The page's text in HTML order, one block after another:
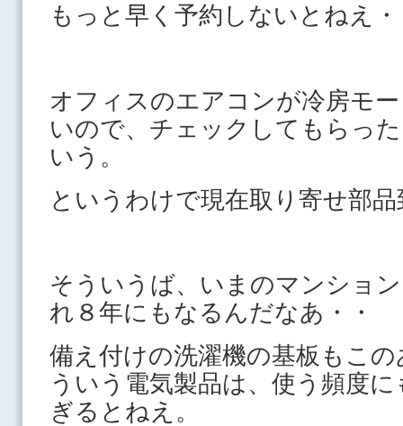
もっと早く予約しないとねえ
オフィスのエアコンが冷房モ
いので、チェックしてもらっ
いう。
というわけで現在取り寄せ部
そういうば、いまのマンショ
れ８年にもなるんだなあ・・
備え付けの洗濯機の基板もこ
ういう電気製品は、使う頻度
ぎるとねえ。